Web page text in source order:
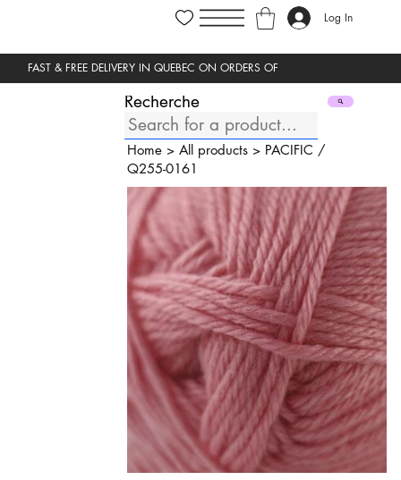
Log In
Recherche
Home> All products> PACIFIC /
Q255-0161